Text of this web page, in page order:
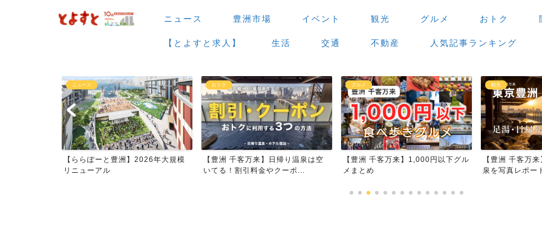
ニュース 豊洲市場 イベント 観光 グルメ おトク
【とよすと求人】 生活 交通 不動産 人気記事ランキング
おトク
【豊洲 千客万来】日帰り温泉は空
いてる！割引料金やクーポ...
グルメ
【豊洲 千客万来】1,000円以下グル
メまとめ
観光
【豊洲 千客万来】足湯・日帰り温
泉を写真レポート
グルメ
【豊洲 千客万
場」で食べ歩き